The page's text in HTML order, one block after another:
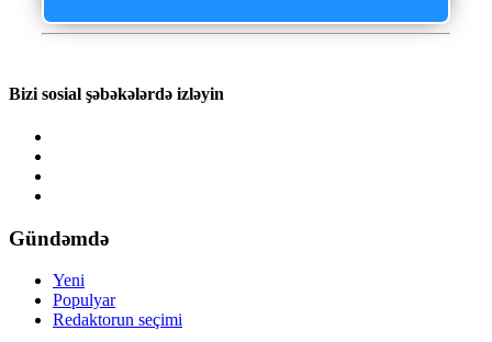
Bizi sosial şəbəkələrdə izləyin
Gündəmdə
Yeni
Populyar
Redaktorun seçimi